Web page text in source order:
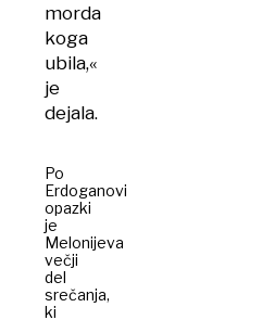
morda
koga
ubila,«
je
dejala.
Po
Erdoganovi
opazki
je
Melonijeva
večji
del
srečanja,
ki